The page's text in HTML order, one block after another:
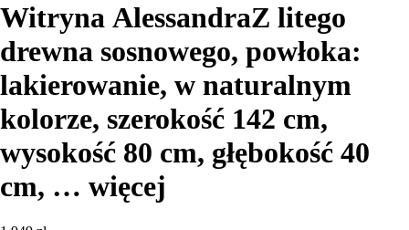
Witryna AlessandraZ litego
drewna sosnowego, powłoka:
lakierowanie, w naturalnym
kolorze, szerokość 142 cm,
wysokość 80 cm, głębokość 40
cm, … więcej